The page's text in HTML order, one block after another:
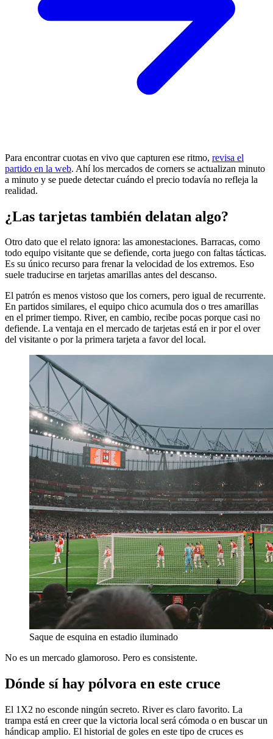
Para encontrar cuotas en vivo que capturen ese ritmo, revisa el
partido en la web. Ahí los mercados de corners se actualizan minuto
a minuto y se puede detectar cuándo el precio todavía no refleja la
realidad.
¿Las tarjetas también delatan algo?
Otro dato que el relato ignora: las amonestaciones. Barracas, como
todo equipo visitante que se defiende, corta juego con faltas tácticas.
Es su único recurso para frenar la velocidad de los extremos. Eso
suele traducirse en tarjetas amarillas antes del descanso.
El patrón es menos vistoso que los corners, pero igual de recurrente.
En partidos similares, el equipo chico acumula dos o tres amarillas
en el primer tiempo. River, en cambio, recibe pocas porque casi no
defiende. La ventaja en el mercado de tarjetas está en ir por el over
del visitante o por la primera tarjeta a favor del local.
Saque de esquina en estadio iluminado
No es un mercado glamoroso. Pero es consistente.
Dónde sí hay pólvora en este cruce
El 1X2 no esconde ningún secreto. River es claro favorito. La
trampa está en creer que la victoria local será cómoda o en buscar un
hándicap amplio. El historial de goles en este tipo de cruces es